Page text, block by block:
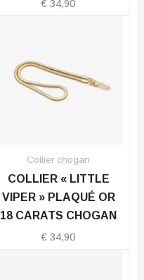
€ 34,90
Collier chogan
COLLIER « LITTLE
VIPER » PLAQUÉ OR
18 CARATS CHOGAN
€ 34,90